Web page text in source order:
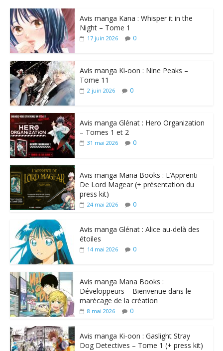
Avis manga Kana : Whisper it in the
Night – Tome 1
17 juin 2026 0
Avis manga Ki-oon : Nine Peaks –
Tome 11
2 juin 2026 0
Avis manga Glénat : Hero Organization
– Tomes 1 et 2
31 mai 2026 0
Avis manga Mana Books : L’Apprenti
De Lord Magear (+ présentation du
press kit)
24 mai 2026 0
Avis manga Glénat : Alice au-delà des
étoiles
14 mai 2026 0
Avis manga Mana Books :
Développeurs – Bienvenue dans le
marécage de la création
8 mai 2026 0
Avis manga Ki-oon : Gaslight Stray
Dog Detectives – Tome 1 (+ press kit)